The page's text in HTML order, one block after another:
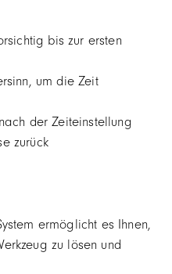
bis zur ersten
um die Zeit
der Zeiteinstellung
zurück
ermöglicht es Ihnen,
zu lösen und